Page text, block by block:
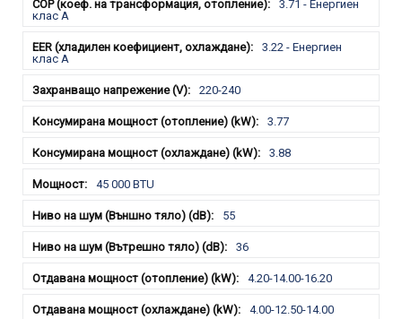
3.71 - Енергиен
клас А
3.22 - Енергиен
клас А
220-240
3.77
3.88
45 000 BTU
55
36
4.20-14.00-16.20
4.00-12.50-14.00